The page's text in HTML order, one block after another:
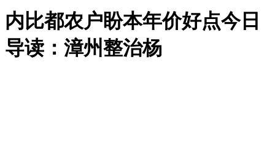
内比都农户盼本年价好点今日
导读：漳州整治杨